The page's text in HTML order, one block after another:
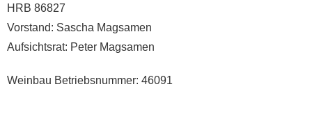
HRB 86827
Vorstand: Sascha Magsamen
Aufsichtsrat: Peter Magsamen
Weinbau Betriebsnummer: 46091